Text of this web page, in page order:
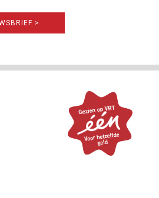
>